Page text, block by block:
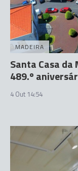
MADEIRA
Santa Casa
489.º
4 Out 14:54